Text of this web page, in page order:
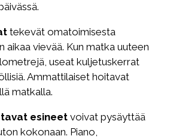
tekevät omatoimisesta
aikaa vievää. Kun matka uuteen
useat kuljetuskerrat
Ammattilaiset hoitavat
matkalla.
esineet voivat pysäyttää
kokonaan. Piano,